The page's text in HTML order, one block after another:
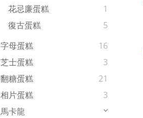
花忌廉蛋糕
1
復古蛋糕
5
字母蛋糕
16
芝士蛋糕
3
翻糖蛋糕
21
相片蛋糕
3
馬卡龍